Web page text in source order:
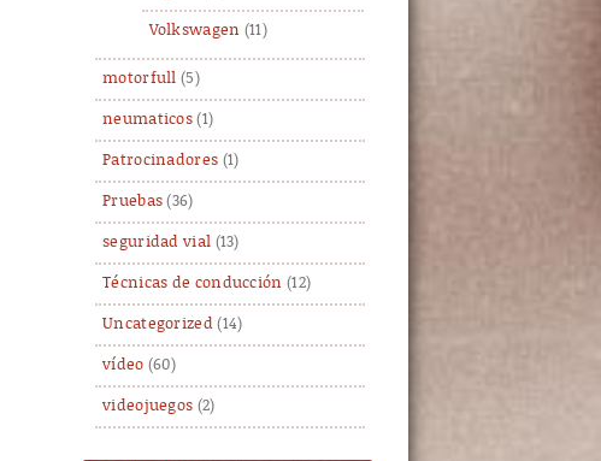
Volkswagen (11)
motorfull (5)
neumaticos (1)
Patrocinadores (1)
Pruebas (36)
seguridad vial (13)
Técnicas de conducción (12)
Uncategorized(14)
vídeo (60)
videojuegos (2)